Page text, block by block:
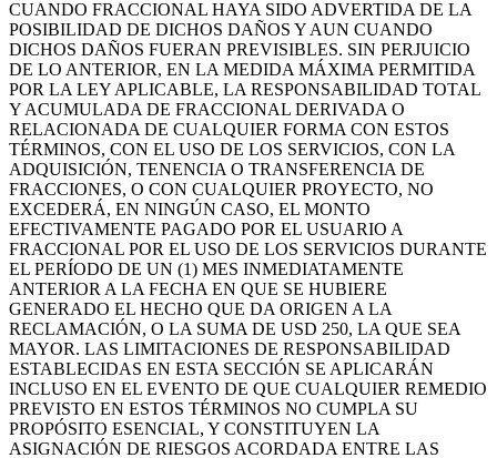
CUANDO FRACCIONAL HAYA SIDO ADVERTIDA DE LA
POSIBILIDAD DE DICHOS DAÑOS Y AUN CUANDO
DICHOS DAÑOS FUERAN PREVISIBLES. SIN PERJUICIO
DE LO ANTERIOR, EN LA MEDIDA MÁXIMA PERMITIDA
POR LA LEY APLICABLE, LA RESPONSABILIDAD TOTAL
Y ACUMULADA DE FRACCIONAL DERIVADA O
RELACIONADA DE CUALQUIER FORMA CON ESTOS
TÉRMINOS, CON EL USO DE LOS SERVICIOS, CON LA
ADQUISICIÓN, TENENCIA O TRANSFERENCIA DE
FRACCIONES, O CON CUALQUIER PROYECTO, NO
EXCEDERÁ, EN NINGÚN CASO, EL MONTO
EFECTIVAMENTE PAGADO POR EL USUARIO A
FRACCIONAL POR EL USO DE LOS SERVICIOS DURANTE
EL PERÍODO DE UN (1) MES INMEDIATAMENTE
ANTERIOR A LA FECHA EN QUE SE HUBIERE
GENERADO EL HECHO QUE DA ORIGEN A LA
RECLAMACIÓN, O LA SUMA DE USD 250, LA QUE SEA
MAYOR. LAS LIMITACIONES DE RESPONSABILIDAD
ESTABLECIDAS EN ESTA SECCIÓN SE APLICARÁN
INCLUSO EN EL EVENTO DE QUE CUALQUIER REMEDIO
PREVISTO EN ESTOS TÉRMINOS NO CUMPLA SU
PROPÓSITO ESENCIAL, Y CONSTITUYEN LA
ASIGNACIÓN DE RIESGOS ACORDADA ENTRE LAS